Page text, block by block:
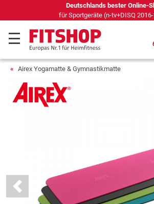
Deutschlands bester Online-
für Sportgeräte (n-tv+DISQ
Airex Yogamatte & Gymnastikmatte
Previous